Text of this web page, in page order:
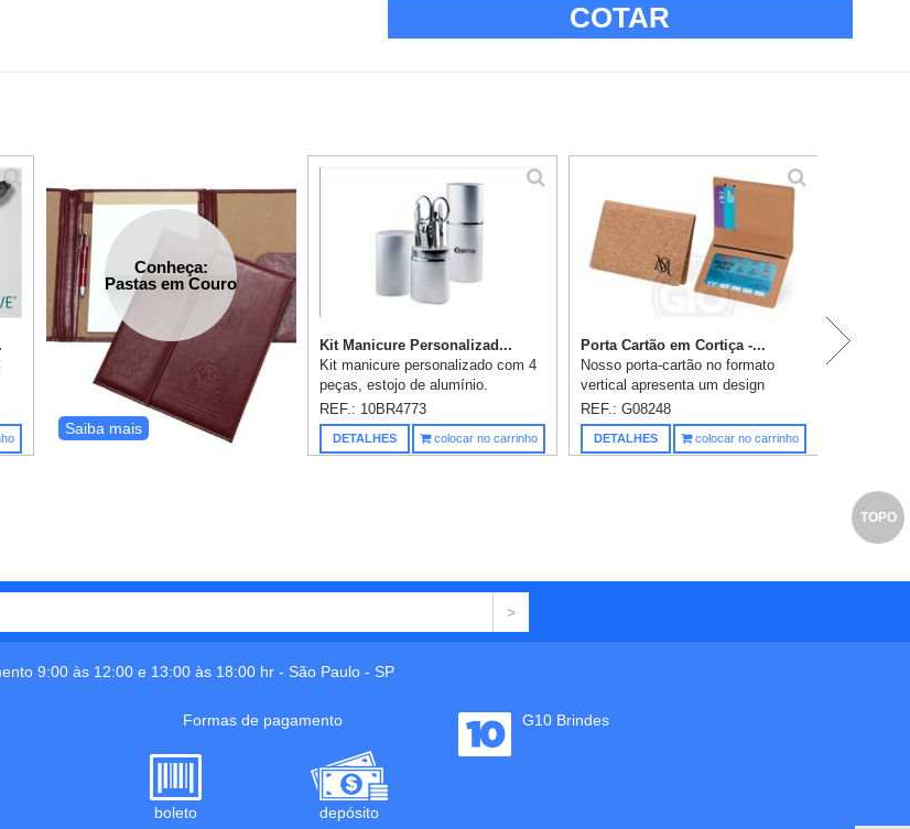
COTAR
Conheça:
Pastas em Couro
Saiba mais
Kit Manicure Personalizad...
Kit manicure personalizado com 4
peças, estojo de alumínio.
Conteúdo: 1 Pinça, 1 Tesoura, 1
Lixa, 1 Cortador de unha. Tamanho
total (CxD): 12,0cm x 12,5cm....
REF.: 10BR4773
DETALHES colocar no carrinho
Porta Cartão em Cortiça -...
Nosso porta-cartão no formato
vertical apresenta um design
compacto e funcional. Feito de
cortiça, traz um visual rústico
combinado com a parte interna em
REF.: G08248
DETALHES colocar no carrinho
TOPO
9:00 às 12:00 e 13:00 às 18:00 hr - São Paulo - SP
Formas de pagamento
boleto depósito
G10 Brindes